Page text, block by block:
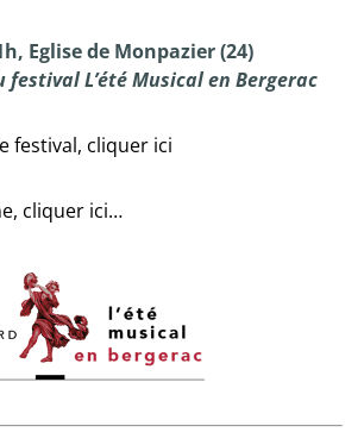
Eglise de Monpazier (24)
festival L’été Musical en Bergerac
festival, cliquer ici
cliquer ici…